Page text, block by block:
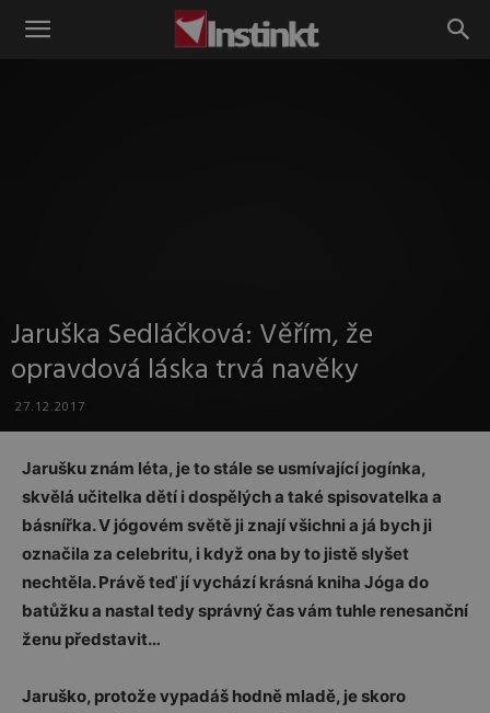
Instinkt
Jaruška Sedláčková: Věřím, že
opravdová láska trvá navěky
27.12.2017
Jarušku znám léta, je to stále se usmívající jogínka,
skvělá učitelka dětí i dospělých a také spisovatelka a
básnířka. V jógovém světě ji znají všichni a já bych ji
označila za celebritu, i když ona by to jistě slyšet
nechtěla. Právě teď jí vychází krásná kniha Jóga do
batůžku a nastal tedy správný čas vám tuhle renesanční
ženu představit…
Jaruško, protože vypadáš hodně mladě, je skoro